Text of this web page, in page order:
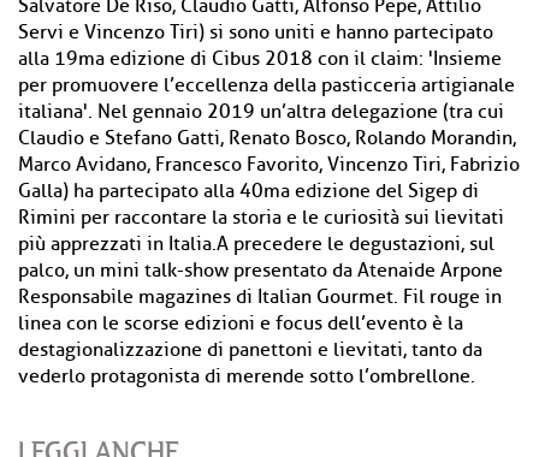
Salvatore De Riso, Claudio Gatti, Alfonso Pepe, Attilio
Servi e Vincenzo Tiri) si sono uniti e hanno partecipato
alla 19ma edizione di Cibus 2018 con il claim: 'Insieme
per promuovere l’eccellenza della pasticceria artigianale
italiana'. Nel gennaio 2019 un’altra delegazione (tra cui
Claudio e Stefano Gatti, Renato Bosco, Rolando Morandin,
Marco Avidano, Francesco Favorito, Vincenzo Tiri, Fabrizio
Galla) ha partecipato alla 40ma edizione del Sigep di
Rimini per raccontare la storia e le curiosità sui lievitati
più apprezzati in Italia.A precedere le degustazioni, sul
palco, un mini talk-show presentato da Atenaide Arpone
Responsabile magazines di Italian Gourmet. Fil rouge in
linea con le scorse edizioni e focus dell’evento è la
destagionalizzazione di panettoni e lievitati, tanto da
vederlo protagonista di merende sotto l’ombrellone.